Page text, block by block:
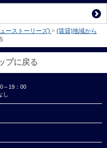
ーストーリーズ) > (賃貸)地域から
プに戻る
～19：00
し